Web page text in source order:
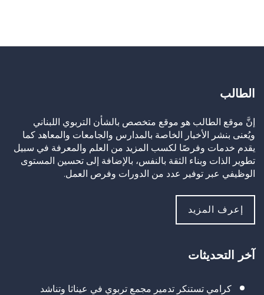
الطالب
إنَّ موقع الطالب هو موقع متخصص بالشأن التربوي اللبناني
ويُعنى بنشر الأخبار الخاصة بالمدارس والجامعات والمعاهد كما
يقدم خدمات وفرصًا لكسب المزيد من العلم والمعرفة في سبيل
تطوير الذات وبناء الثقة بالنفس، بالإضافة إلى تحسين المستوى
الوظيفي عبر توفير عدد من الدورات وفرص العمل.
إعرف المزيد
آخر التحديثات
كرامي تستنكر تدمير مجمع تربوي في عيناثا وتناشد